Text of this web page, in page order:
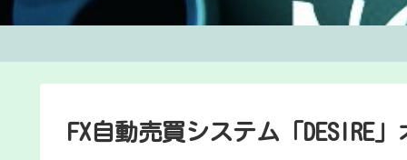
FX自動売買システム「DESIRE